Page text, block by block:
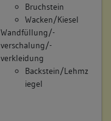
Bruchstein
Wacken/Kiesel
Wandfüllung/-
verschalung/-
verkleidung
Backstein/Lehmz
iegel